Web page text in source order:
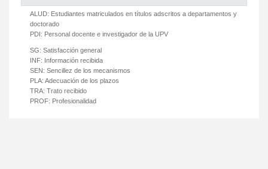
ALUD: Estudiantes matriculados en títulos adscritos a departamentos y
doctorado
PDI: Personal docente e investigador de la UPV
SG: Satisfacción general
INF: Información recibida
SEN: Sencillez de los mecanismos
PLA: Adecuación de los plazos
TRA: Trato recibido
PROF: Profesionalidad